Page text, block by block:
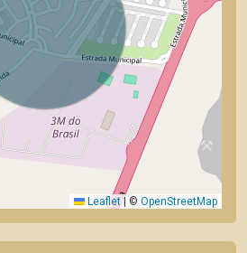
Leaflet © OpenStreetMap